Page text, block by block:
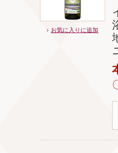
お気に入りに追加